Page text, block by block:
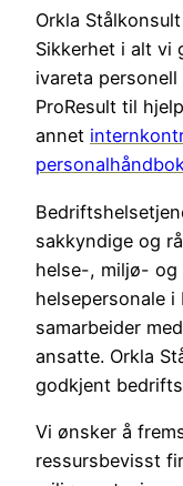
Orkla
Sikkerhet i alt vi
ivareta
ProResult til
annet
sakkyndige og
helse-, miljø- og
helsepersonale
samarbeider
ansatte. Orkla
godkjent
Vi ønsker å
ressursbevisst